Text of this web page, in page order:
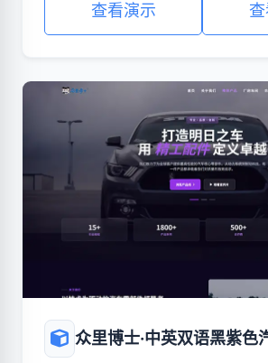
查看演示
众里博士·中英双语黑紫色